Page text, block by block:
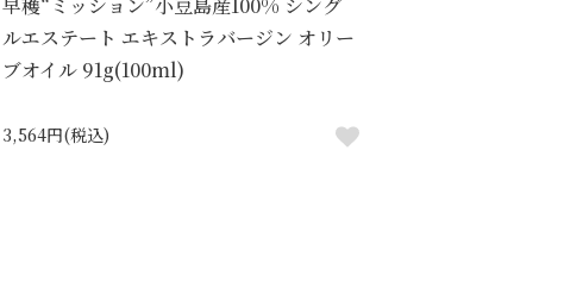
ルエステート エキストラバージン オリー
ブオイル 91g(100ml)
3,564円(税込)